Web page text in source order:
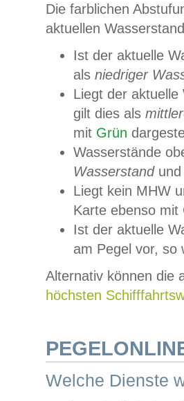
Die farblichen
aktuellen
Ist der aktuelle
als niedriger
Liegt der
gilt dies als
mit Grün
Wasserstände
Wasserstandund
Liegt kein MHW
Karte ebenso mit
Ist der aktuelle
am Pegel vor,
Alternativ können die
höchsten
Welche Dienste